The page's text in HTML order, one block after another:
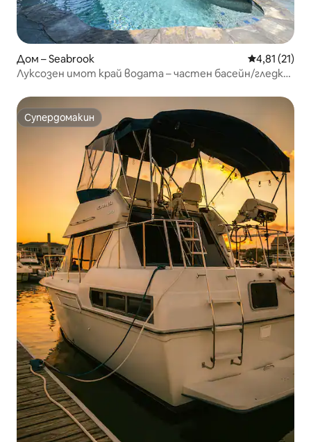
Дом – Seabrook Средна
4,81 (21)
Луксозен имот край водата – частен басейн/гледки
Супердомакин
Супердомакин